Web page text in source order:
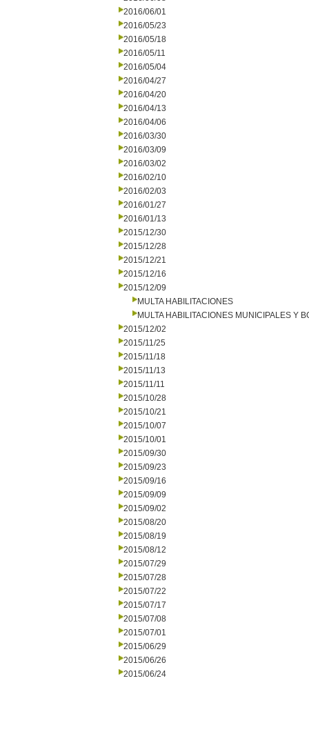
2016/06/01
2016/05/23
2016/05/18
2016/05/11
2016/05/04
2016/04/27
2016/04/20
2016/04/13
2016/04/06
2016/03/30
2016/03/09
2016/03/02
2016/02/10
2016/02/03
2016/01/27
2016/01/13
2015/12/30
2015/12/28
2015/12/21
2015/12/16
2015/12/09
MULTA HABILITACIONES
MULTA HABILITACIONES MUNICIPALES Y
2015/12/02
2015/11/25
2015/11/18
2015/11/13
2015/11/11
2015/10/28
2015/10/21
2015/10/07
2015/10/01
2015/09/30
2015/09/23
2015/09/16
2015/09/09
2015/09/02
2015/08/20
2015/08/19
2015/08/12
2015/07/29
2015/07/28
2015/07/22
2015/07/17
2015/07/08
2015/07/01
2015/06/29
2015/06/26
2015/06/24